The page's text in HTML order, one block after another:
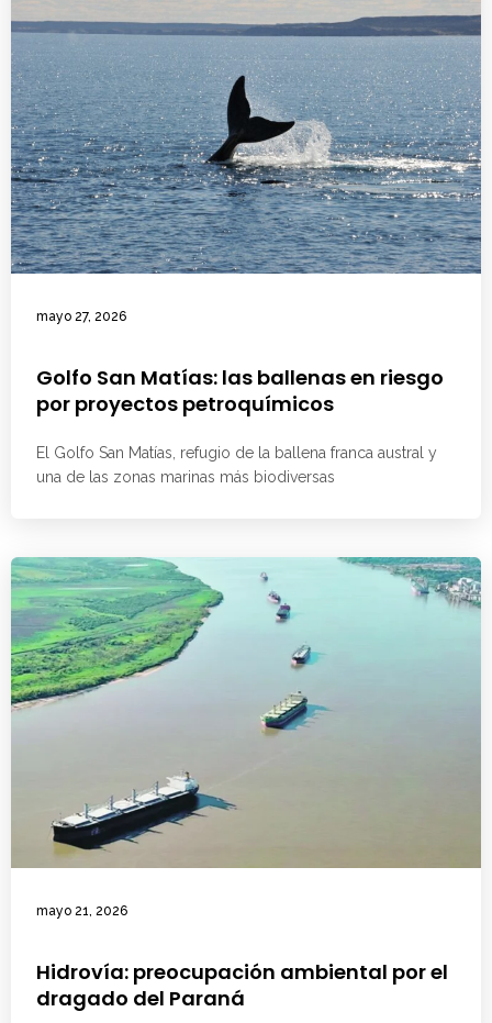
mayo 27, 2026
Golfo San Matías: las ballenas en riesgo
por proyectos petroquímicos
El Golfo San Matías, refugio de la ballena franca austral y
una de las zonas marinas más biodiversas
mayo 21, 2026
Hidrovía: preocupación ambiental por el
dragado del Paraná